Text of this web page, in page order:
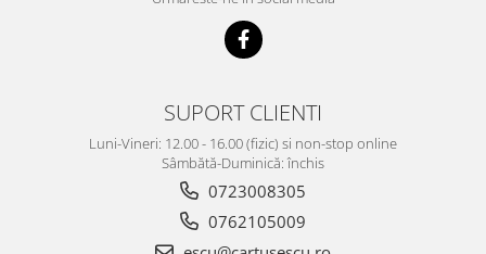
SUPORT CLIENTI
Luni-Vineri: 12.00 - 16.00 (fizic) si non-stop online
Sâmbătă-Duminică: închis
0723008305
0762105009